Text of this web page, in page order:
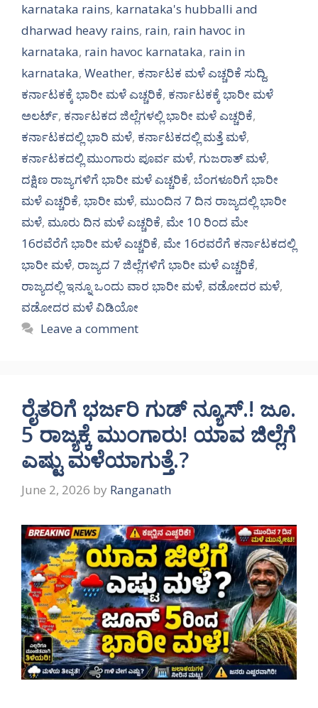
karnataka rains, karnataka's hubballi and
dharwad heavy rains, rain, rain havoc in
karnataka, rain havoc karnataka, rain in
karnataka, Weather, ಕರ್ನಾಟಕ ಮಳೆ ಎಚ್ಚರಿಕೆ ಸುದ್ದಿ,
ಕರ್ನಾಟಕಕ್ಕೆ ಭಾರೀ ಮಳೆ ಎಚ್ಚರಿಕೆ, ಕರ್ನಾಟಕಕ್ಕೆ ಭಾರೀ ಮಳೆ
ಅಲರ್ಟ್‌, ಕರ್ನಾಟಕದ ಜಿಲ್ಲೆಗಳಲ್ಲಿ ಭಾರೀ ಮಳೆ ಎಚ್ಚರಿಕೆ,
ಕರ್ನಾಟಕದಲ್ಲಿ ಭಾರಿ ಮಳೆ, ಕರ್ನಾಟಕದಲ್ಲಿ ಮತ್ತೆ ಮಳೆ,
ಕರ್ನಾಟಕದಲ್ಲಿ ಮುಂಗಾರು ಪೂರ್ವ ಮಳೆ, ಗುಜರಾತ್ ಮಳೆ,
ದಕ್ಷಿಣ ರಾಜ್ಯಗಳಿಗೆ ಭಾರೀ ಮಳೆ ಎಚ್ಚರಿಕೆ, ಬೆಂಗಳೂರಿಗೆ ಭಾರೀ
ಮಳೆ ಎಚ್ಚರಿಕೆ, ಭಾರೀ ಮಳೆ, ಮುಂದಿನ 7 ದಿನ ರಾಜ್ಯದಲ್ಲಿ ಭಾರೀ
ಮಳೆ, ಮೂರು ದಿನ ಮಳೆ ಎಚ್ಚರಿಕೆ, ಮೇ 10 ರಿಂದ ಮೇ
16ರವೆರೆಗೆ ಭಾರೀ ಮಳೆ ಎಚ್ಚರಿಕೆ, ಮೇ 16ರವರೆಗೆ ಕರ್ನಾಟಕದಲ್ಲಿ
ಭಾರೀ ಮಳೆ, ರಾಜ್ಯದ 7 ಜಿಲ್ಲೆಗಳಿಗೆ ಭಾರೀ ಮಳೆ ಎಚ್ಚರಿಕೆ,
ರಾಜ್ಯದಲ್ಲಿ ಇನ್ನೂ ಒಂದು ವಾರ ಭಾರೀ ಮಳೆ, ವಡೋದರ ಮಳೆ,
ವಡೋದರ ಮಳೆ ವಿಡಿಯೋ
Leave a comment
ರೈತರಿಗೆ ಭರ್ಜರಿ ಗುಡ್ ನ್ಯೂಸ್.! ಜೂ.
5 ರಾಜ್ಯಕ್ಕೆ ಮುಂಗಾರು! ಯಾವ ಜಿಲ್ಲೆಗೆ
ಎಷ್ಟು ಮಳೆಯಾಗುತ್ತೆ.?
June 2, 2026 by Ranganath